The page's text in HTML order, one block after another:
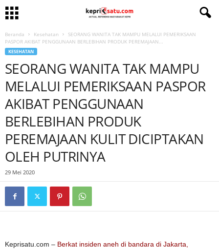
Beranda Kesehatan
SEORANG WANITA TAK MAMPU MELALUI PEMERIKSAAN
PASPOR AKIBAT PENGGUNAAN BERLEBIHAN PRODUK PEREMAJAAN...
KESEHATAN
SEORANG WANITA TAK MAMPU
MELALUI PEMERIKSAAN PASPOR
AKIBAT PENGGUNAAN
BERLEBIHAN PRODUK
PEREMAJAAN KULIT DICIPTAKAN
OLEH PUTRINYA
29 Mei 2020
Keprisatu.com – Berkat insiden aneh di bandara di Jakarta,